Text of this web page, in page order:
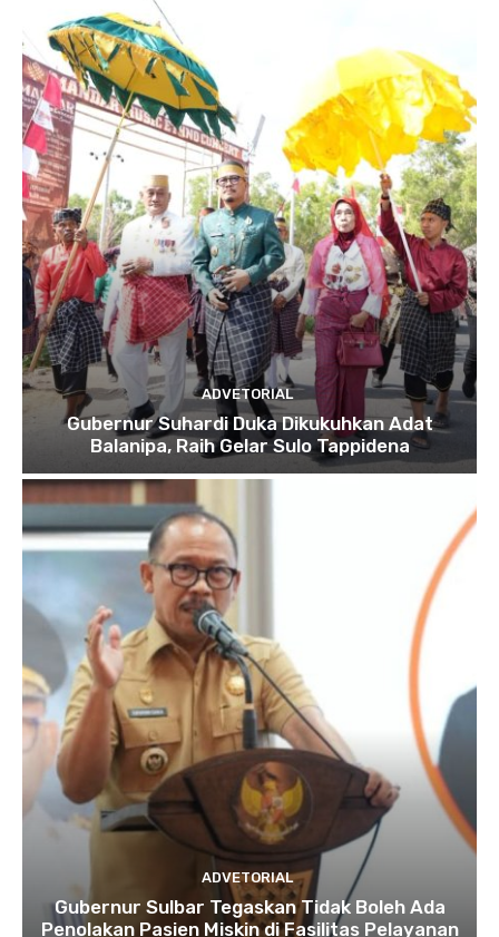
ADVETORIAL
Gubernur Suhardi Duka Dikukuhkan Adat
Balanipa, Raih Gelar Sulo Tappidena
ADVETORIAL
Gubernur Sulbar Tegaskan Tidak Boleh Ada
Penolakan Pasien Miskin di Fasilitas Pelayanan